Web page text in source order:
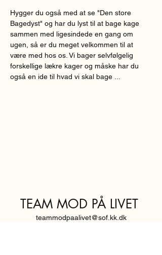
Hygger du også med at se "Den store
Bagedyst" og har du lyst til at bage kage
sammen med ligesindede en gang om
ugen, så er du meget velkommen til at
være med hos os. Vi bager selvfølgelig
forskellige lækre kager og måske har du
også en ide til hvad vi skal bage ...
TEAM MOD PÅ LIVET
teammodpaalivet@sof.kk.dk